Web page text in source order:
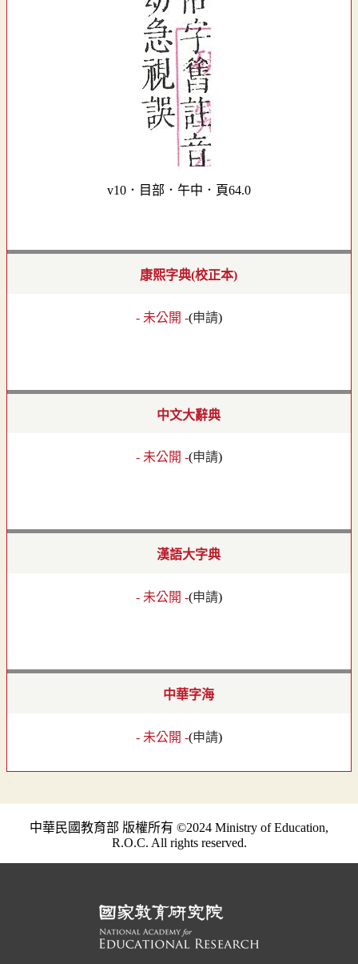
v10．目部．午中．頁64.0
康熙字典(校正本)
- 未公開 -(申請)
中文大辭典
- 未公開 -(申請)
漢語大字典
- 未公開 -(申請)
中華字海
- 未公開 -(申請)
中華民國教育部 版權所有 ©2024 Ministry of Education,
R.O.C. All rights reserved.